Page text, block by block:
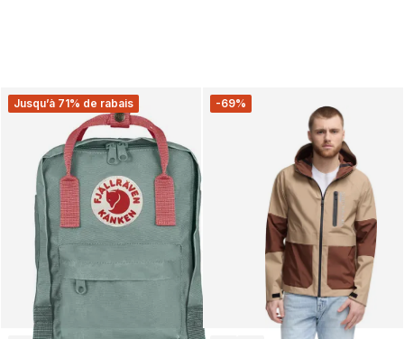
Jusqu’à 71% de rabais -69%